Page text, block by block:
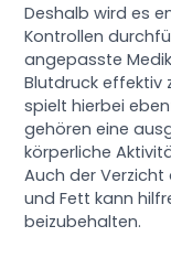
Deshalb wird es
Kontrollen
angepasste
Blutdruck effektiv
spielt hierbei
gehören eine
körperliche
Auch der
und Fett kann
beizubehalten.